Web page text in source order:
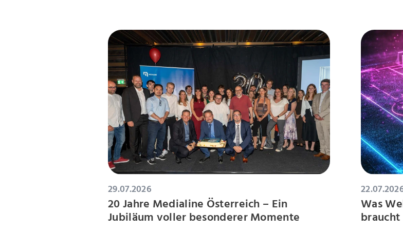
29.07.2026
20 Jahre Medialine Österreich – Ein
Jubiläum voller besonderer Momente
Was
braucht